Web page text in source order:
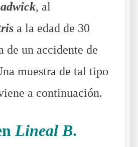
, al
a la edad de 30
de un accidente de
muestra de tal tipo
a continuación.
Lineal B.